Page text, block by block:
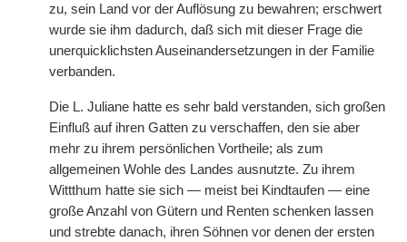
zu, sein Land vor der Auflösung zu bewahren; erschwert
wurde sie ihm dadurch, daß sich mit dieser Frage die
unerquicklichsten Auseinandersetzungen in der Familie
verbanden.
Die L. Juliane hatte es sehr bald verstanden, sich großen
Einfluß auf ihren Gatten zu verschaffen, den sie aber
mehr zu ihrem persönlichen Vortheile; als zum
allgemeinen Wohle des Landes ausnutzte. Zu ihrem
Wittthum hatte sie sich — meist bei Kindtaufen — eine
große Anzahl von Gütern und Renten schenken lassen
und strebte danach, ihren Söhnen vor denen der ersten